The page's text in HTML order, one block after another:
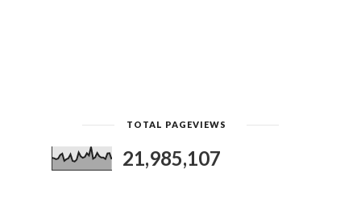
TOTAL PAGEVIEWS
21,985,107